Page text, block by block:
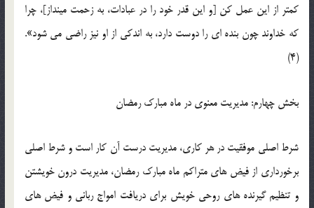
كمتر از اين عمل كن [و اين قدر خود را در عبادات، به زحمت مينداز]، چرا
كه خداوند چون بنده اي را دوست دارد، به اندكي از او نيز راضي مي شود».
(4)
بخش چهارم: مديريت معنوي در ماه مبارك رمضان
شرط اصلي موفقيت در هر كاري، مديريت درست آن كار است و شرط اصلي
برخورداري از فيض هاي متراكم ماه مبارك رمضان، مديريت درون خويشتن
و تنظيم گيرنده هاي روحي خويش براي دريافت امواج رباني و فيض هاي